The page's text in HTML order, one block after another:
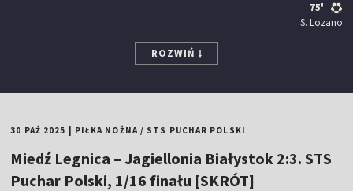
75'
S. Lozano
ROZWIŃ
30 PAŹ 2025 PIŁKA NOŻNA/ STS PUCHAR POLSKI
Miedź Legnica – Jagiellonia Białystok 2:3. STS
Puchar Polski, 1/16 finału [SKRÓT]